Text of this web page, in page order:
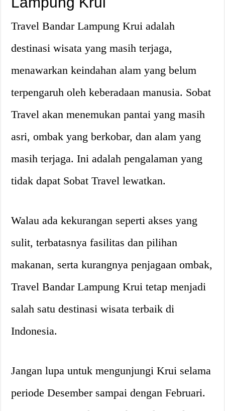
Travel Bandar Lampung Krui adalah
destinasi wisata yang masih terjaga,
menawarkan keindahan alam yang belum
terpengaruh oleh keberadaan manusia. Sobat
Travel akan menemukan pantai yang masih
asri, ombak yang berkobar, dan alam yang
masih terjaga. Ini adalah pengalaman yang
tidak dapat Sobat Travel lewatkan.
Walau ada kekurangan seperti akses yang
sulit, terbatasnya fasilitas dan pilihan
makanan, serta kurangnya penjagaan ombak,
Travel Bandar Lampung Krui tetap menjadi
salah satu destinasi wisata terbaik di
Indonesia.
Jangan lupa untuk mengunjungi Krui selama
periode Desember sampai dengan Februari.